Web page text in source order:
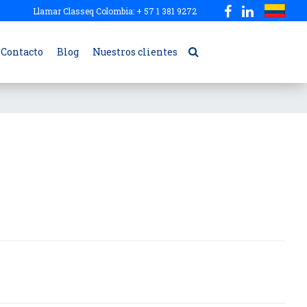
Llamar Classeq Colombia: + 57 1 381 9272
Contacto Blog Nuestros clientes